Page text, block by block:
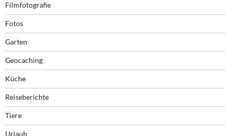
Filmfotografie
Fotos
Garten
Geocaching
Küche
Reiseberichte
Tiere
Urlaub